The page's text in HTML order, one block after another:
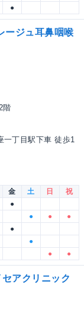
●
ージュ耳鼻咽喉
階
一丁目駅下車 徒歩1
金 土 日
祝
●
● ●
●
●
●
● ●
アクリニック